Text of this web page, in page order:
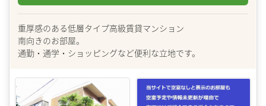
重厚感のある低層タイプ高級賃貸マンション
南向きのお部屋。
通勤・通学・ショッピングなど便利な立地です。